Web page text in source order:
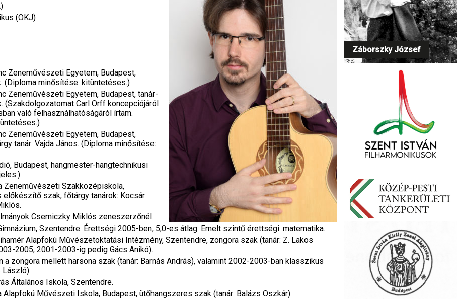
(OKJ)
Zeneművészeti Egyetem, Budapest,
(Diploma minősítése: kitüntetéses.)
Zeneművészeti Egyetem, Budapest, tanár-
(Szakdolgozatomat Carl Orff koncepciójáról
való felhasználhatóságáról írtam.
Zeneművészeti Egyetem, Budapest,
tanár: Vajda János. (Diploma minősítése:
Budapest, hangmester-hangtechnikusi
Zeneművészeti Szakközépiskola,
szak, főtárgy tanárok: Kocsár
Csemiczky Miklós zeneszerzőnél.
Szentendre. Érettségi 2005-ben, 5,0-es átlag. Emelt szintű érettségi: matematika.
Alapfokú Művészetoktatási Intézmény, Szentendre, zongora szak (tanár: Z. Lakos
2005, 2001-2003-ig pedig Gács Anikó).
a zongora mellett harsona szak (tanár: Barnás András), valamint 2002-2003-ban klasszikus
László).
Általános Iskola, Szentendre.
Alapfokú Művészeti Iskola, Budapest, ütőhangszeres szak (tanár: Balázs Oszkár)
Záborszky József